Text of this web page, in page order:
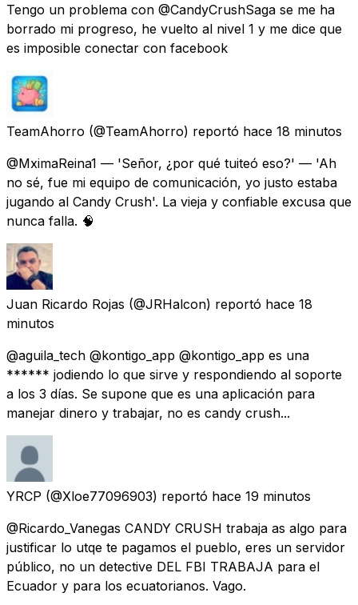
Tengo un problema con @CandyCrushSaga se me ha
borrado mi progreso, he vuelto al nivel 1 y me dice que
es imposible conectar con facebook
TeamAhorro (@TeamAhorro) reportó hace 18 minutos
@MximaReina1 — 'Señor, ¿por qué tuiteó eso?' — 'Ah
no sé, fue mi equipo de comunicación, yo justo estaba
jugando al Candy Crush'. La vieja y confiable excusa que
nunca falla. 🧠
Juan Ricardo Rojas (@JRHalcon) reportó hace 18
minutos
@aguila_tech @kontigo_app @kontigo_app es una
****** jodiendo lo que sirve y respondiendo al soporte
a los 3 días. Se supone que es una aplicación para
manejar dinero y trabajar, no es candy crush...
YRCP (@Xloe77096903) reportó hace 19 minutos
@Ricardo_Vanegas CANDY CRUSH trabaja as algo para
justificar lo utqe te pagamos el pueblo, eres un servidor
público, no un detective DEL FBI TRABAJA para el
Ecuador y para los ecuatorianos. Vago.